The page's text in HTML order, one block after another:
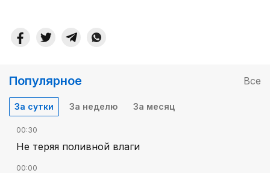
Популярное Все
За сутки За неделю За месяц
00:30
Не теряя поливной влаги
00:00